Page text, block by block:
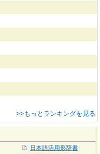
>>もっとランキングを見る
日本語活用形辞書